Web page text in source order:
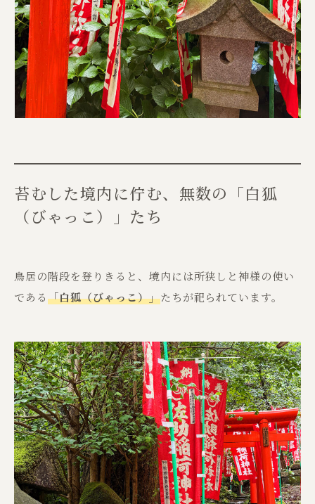
苔むした境内に佇む、無数の「白狐
（びゃっこ）」たち
鳥居の階段を登りきると、境内には所狭しと神様の使い
である「白狐（びゃっこ）」たちが祀られています。